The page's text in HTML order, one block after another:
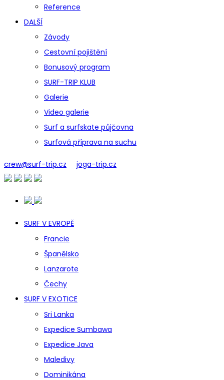
Reference
DALŠÍ
Závody
Cestovní pojištění
Bonusový program
SURF-TRIP KLUB
Galerie
Video galerie
Surf a surfskate půjčovna
Surfová příprava na suchu
crew@surf-trip.cz joga-trip.cz
SURF V EVROPĚ
Francie
Španělsko
Lanzarote
Čechy
SURF V EXOTICE
Sri Lanka
Expedice Sumbawa
Expedice Java
Maledivy
Dominikána